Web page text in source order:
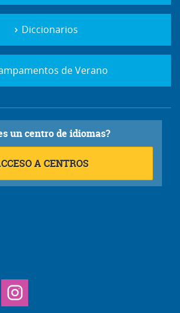
Diccionarios
de Verano
un centro de idiomas?
A CENTROS